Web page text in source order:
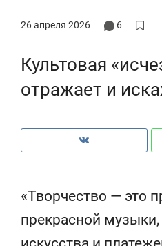
26 апреля 2026 6
Культовая
отражает и
«Творчество — это
прекрасной
Рекомендуем
150 камер до
ID вместо ключа: